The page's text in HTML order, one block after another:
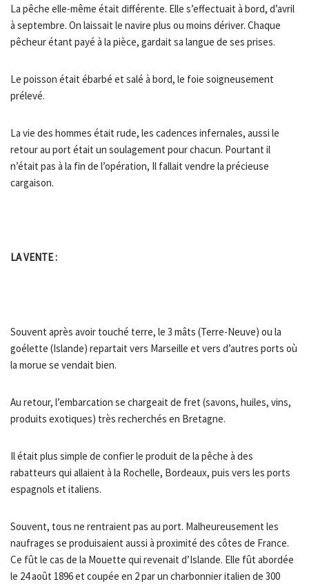
La pêche elle-même était différente. Elle s’effectuait à bord, d’avril
à septembre. On laissait le navire plus ou moins dériver. Chaque
pêcheur étant payé à la pièce, gardait sa langue de ses prises.
Le poisson était ébarbé et salé à bord, le foie soigneusement
prélevé.
La vie des hommes était rude, les cadences infernales, aussi le
retour au port était un soulagement pour chacun. Pourtant il
n’était pas à la fin de l’opération, Il fallait vendre la précieuse
cargaison.
LA VENTE :
Souvent après avoir touché terre, le 3 mâts (Terre-Neuve) ou la
goélette (Islande) repartait vers Marseille et vers d’autres ports où
la morue se vendait bien.
Au retour, l’embarcation se chargeait de fret (savons, huiles, vins,
produits exotiques) très recherchés en Bretagne.
Il était plus simple de confier le produit de la pêche à des
rabatteurs qui allaient à la Rochelle, Bordeaux, puis vers les ports
espagnols et italiens.
Souvent, tous ne rentraient pas au port. Malheureusement les
naufrages se produisaient aussi à proximité des côtes de France.
Ce fût le cas de la Mouette qui revenait d’Islande. Elle fût abordée
le 24 août 1896 et coupée en 2 par un charbonnier italien de 300